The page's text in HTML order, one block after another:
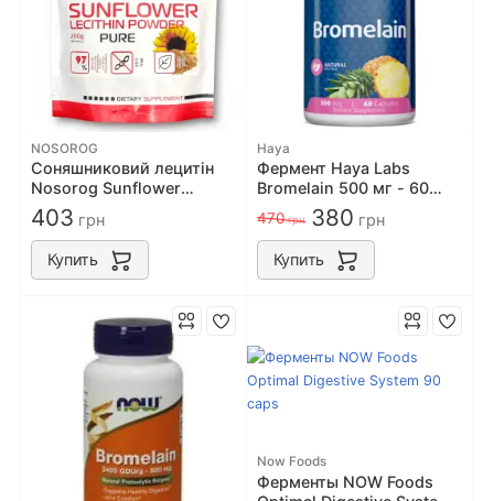
NOSOROG
Соняшниковий лецитін
Nosorog Sunflower
Lecithin Powder, 200 грам
403 грн
Купить
Haya
Фермент Haya Labs
Bromelain 500 мг - 60
470грн 380 грн
Купить
Now Foods
Ферменты NOW Foods